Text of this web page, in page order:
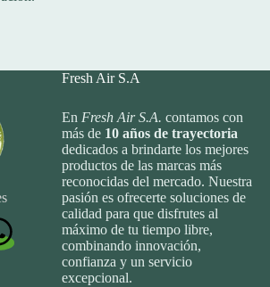
Fresh Air S.A
EnFresh Air S.A. contamos con
más de 10 años de trayectoria
dedicados a brindarte los mejores
productos de las marcas más
reconocidas del mercado. Nuestra
pasión es ofrecerte soluciones de
calidad para que disfrutes al
máximo de tu tiempo libre,
combinando innovación,
confianza y un servicio
excepcional.